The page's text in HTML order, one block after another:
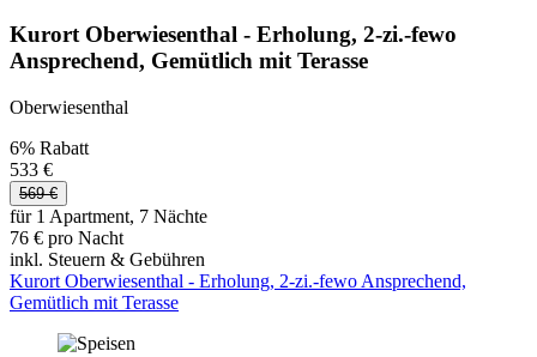
Kurort Oberwiesenthal - Erholung, 2-zi.-fewo
Ansprechend, Gemütlich mit Terasse
Oberwiesenthal
6% Rabatt
533 €
569 €
für 1 Apartment, 7 Nächte
76 € pro Nacht
inkl. Steuern & Gebühren
Kurort Oberwiesenthal - Erholung, 2-zi.-fewo Ansprechend,
Gemütlich mit Terasse